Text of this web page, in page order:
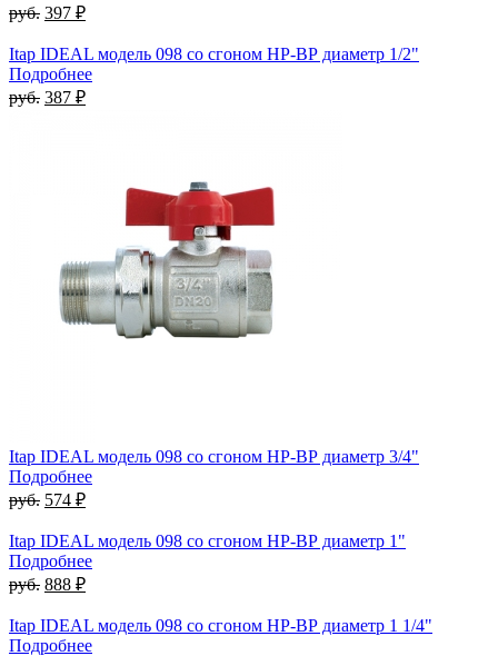
руб. 397 ₽
Itap IDEAL модель 098 со сгоном НР-ВР диаметр 1/2"
Подробнее
руб. 387 ₽
Itap IDEAL модель 098 со сгоном НР-ВР диаметр 3/4"
Подробнее
руб. 574 ₽
Itap IDEAL модель 098 со сгоном НР-ВР диаметр 1"
Подробнее
руб. 888 ₽
Itap IDEAL модель 098 со сгоном НР-ВР диаметр 1 1/4"
Подробнее